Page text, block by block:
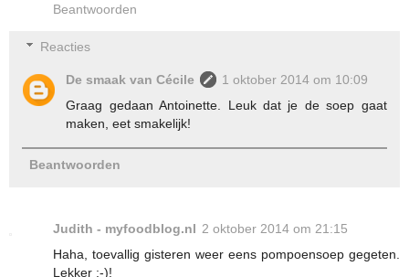
Beantwoorden
Reacties
De smaak van Cécile
1 oktober 2014 om 10:09
Graag gedaan Antoinette. Leuk dat je de soep gaat
maken, eet smakelijk!
Beantwoorden
Judith - myfoodblog.nl 2 oktober 2014 om 21:15
Haha, toevallig gisteren weer eens pompoensoep gegeten.
Lekker :-)!